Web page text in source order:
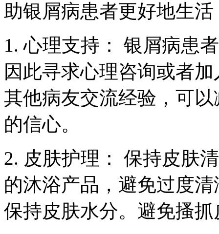
助银屑病患者更好地生活
1. 心理支持： 银屑病患
因此寻求心理咨询或者
其他病友交流经验，可
的信心。
2. 皮肤护理： 保持皮肤
的沐浴产品，避免过度
保持皮肤水分。避免搔